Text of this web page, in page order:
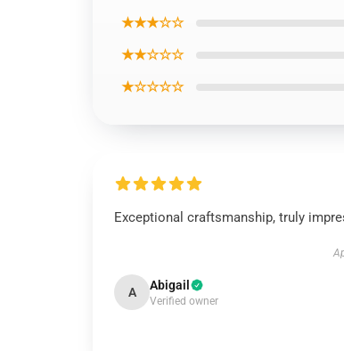
★★★☆☆
★★☆☆☆
★☆☆☆☆
Exceptional craftsmanship, truly
A Abigail
Verified owner